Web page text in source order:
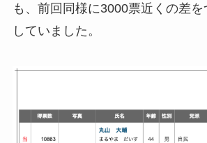
も、前回同様に3000票近くの差
していました。